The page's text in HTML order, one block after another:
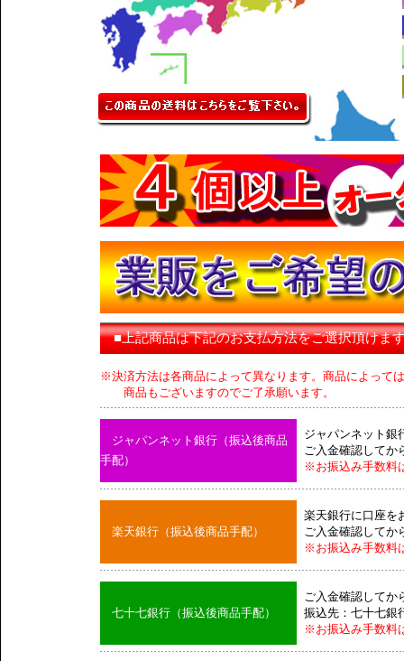
■上記商品は下記のお支払方法をご選択頂けま
※決済方法は各商品によって異なります。商品によって
商品もございますのでご了承願います。
ジャパンネット銀行（振込後商品
手配）
ジャパンネット銀
ご入金確認してか
※お振込み手数料
楽天銀行（振込後商品手配）
楽天銀行に口座を
ご入金確認してか
※お振込み手数料
七十七銀行（振込後商品手配）
ご入金確認してか
振込先：七十七銀
※お振込み手数料